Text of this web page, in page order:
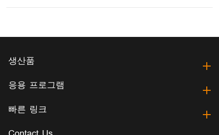
생산품
응용 프로그램
빠른 링크